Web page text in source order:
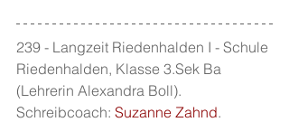
239 - Langzeit Riedenhalden I - Schule
Riedenhalden, Klasse 3.Sek Ba
(Lehrerin Alexandra Boll).
Schreibcoach: Suzanne Zahnd.